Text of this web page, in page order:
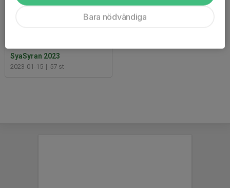
SyaSyran 2023
2023-01-15 | 57 st
Bara nödvändiga